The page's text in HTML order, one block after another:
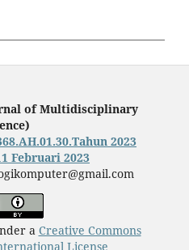
of Multidisciplinary
2023
Februari 2023
a Creative Commons
License